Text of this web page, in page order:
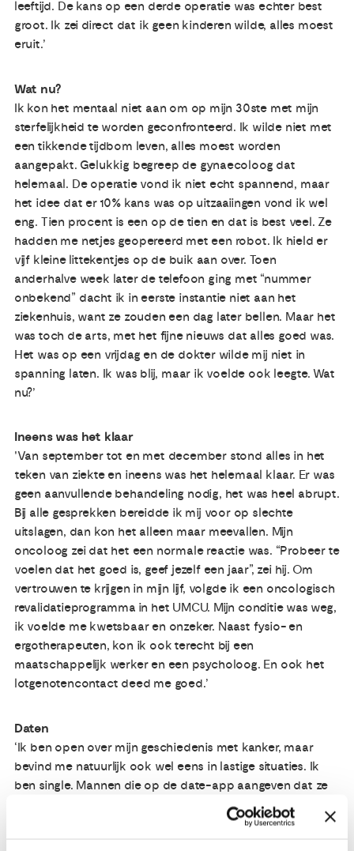
leeftijd. De kans op een derde operatie was echter best
groot. Ik zei direct dat ik geen kinderen wilde, alles moest
eruit.’
Wat nu?
Ik kon het mentaal niet aan om op mijn 30ste met mijn
sterfelijkheid te worden geconfronteerd. Ik wilde niet met
een tikkende tijdbom leven, alles moest worden
aangepakt. Gelukkig begreep de gynaecoloog dat
helemaal. De operatie vond ik niet echt spannend, maar
het idee dat er 10% kans was op uitzaaiingen vond ik wel
eng. Tien procent is een op de tien en dat is best veel. Ze
hadden me netjes geopereerd met een robot. Ik hield er
vijf kleine littekentjes op de buik aan over. Toen
anderhalve week later de telefoon ging met “nummer
onbekend” dacht ik in eerste instantie niet aan het
ziekenhuis, want ze zouden een dag later bellen. Maar het
was toch de arts, met het fijne nieuws dat alles goed was.
Het was op een vrijdag en de dokter wilde mij niet in
spanning laten. Ik was blij, maar ik voelde ook leegte. Wat
nu?’
Ineens was het klaar
'Van september tot en met december stond alles in het
teken van ziekte en ineens was het helemaal klaar. Er was
geen aanvullende behandeling nodig, het was heel abrupt.
Bij alle gesprekken bereidde ik mij voor op slechte
uitslagen, dan kon het alleen maar meevallen. Mijn
oncoloog zei dat het een normale reactie was. “Probeer te
voelen dat het goed is, geef jezelf een jaar”, zei hij. Om
vertrouwen te krijgen in mijn lijf, volgde ik een oncologisch
revalidatieprogramma in het UMCU. Mijn conditie was weg,
ik voelde me kwetsbaar en onzeker. Naast fysio- en
ergotherapeuten, kon ik ook terecht bij een
maatschappelijk werker en een psycholoog. En ook het
lotgenotencontact deed me goed.’
Daten
‘Ik ben open over mijn geschiedenis met kanker, maar
bevind me natuurlijk ook wel eens in lastige situaties. Ik
ben single. Mannen die op de date-app aangeven dat ze
kinderen willen, swipe ik weg. En als ik een date heb, is er
altijd wel een moment dat ik bang ben dat mannen